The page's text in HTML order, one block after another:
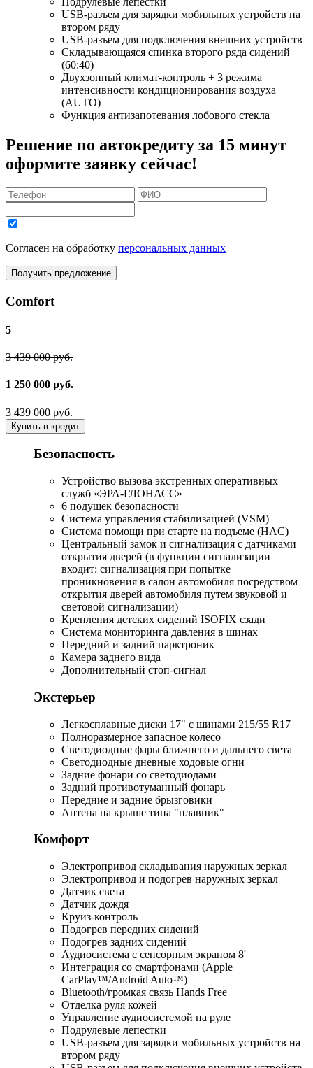
USB-разъем для зарядки мобильных устройств на
втором ряду
USB-разъем для подключения внешних устройств
Складывающаяся спинка второго ряда сидений
(60:40)
Двухзонный климат-контроль + 3 режима
интенсивности кондиционирования воздуха
(AUTO)
Функция антизапотевания лобового стекла
Решение по автокредиту за 15 минут
оформите заявку сейчас!
Согласен на обработку персональных данных
Получить предложение
Comfort
5
3 439 000 руб.
1 250 000 руб.
3 439 000 руб.
Купить в кредит
Безопасность
Устройство вызова экстренных оперативных
служб «ЭРА-ГЛОНАСС»
6 подушек безопасности
Система управления стабилизацией (VSM)
Система помощи при старте на подъеме (HAC)
Центральный замок и сигнализация с датчиками
открытия дверей (в функции сигнализации
входит: сигнализация при попытке
проникновения в салон автомобиля посредством
открытия дверей автомобиля путем звуковой и
световой сигнализации)
Крепления детских сидений ISOFIX сзади
Система мониторинга давления в шинах
Передний и задний парктроник
Камера заднего вида
Дополнительный стоп-сигнал
Экстерьер
Легкосплавные диски 17" с шинами 215/55 R17
Полноразмерное запасное колесо
Светодиодные фары ближнего и дальнего света
Светодиодные дневные ходовые огни
Задние фонари со светодиодами
Задний противотуманный фонарь
Передние и задние брызговики
Антена на крыше типа "плавник"
Комфорт
Электропривод складывания наружных зеркал
Электропривод и подогрев наружных зеркал
Датчик света
Датчик дождя
Круиз-контроль
Подогрев передних сидений
Подогрев задних сидений
Аудиосистема с сенсорным экраном 8'
Интеграция со смартфонами (Apple
CarPlay™/Android Auto™)
Bluetooth/громкая связь Hands Free
Отделка руля кожей
Управление аудиосистемой на руле
Подрулевые лепестки
USB-разъем для зарядки мобильных устройств на
втором ряду